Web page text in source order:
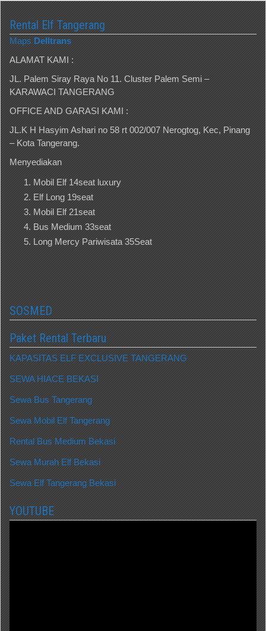
Rental Elf Tangerang
Maps Delltrans
ALAMAT KAMI :
JL. Palem Siray Raya No 11. Cluster Palem Semi –
KARAWACI TANGERANG
OFFICE AND GARASI KAMI :
JL.K H Hasyim Ashari no 58 rt 002/007 Nerogtog, Kec, Pinang
– Kota Tangerang.
Menyediakan
Mobil Elf 14seat luxury
Elf Long 19seat
Mobil Elf 21seat
Bus Medium 33seat
Long Mercy Pariwisata 35Seat
SOSMED
Paket Rental Terbaru
KAPASITAS ELF EXCLUSIVE TANGERANG
SEWA HIACE BEKASI
Sewa Bus Tangerang
Sewa Mobil Elf Tangerang
Rental Bus Medium Bekasi
Sewa Murah Elf Bekasi
Sewa Elf Tangerang Bekasi
YOUTUBE